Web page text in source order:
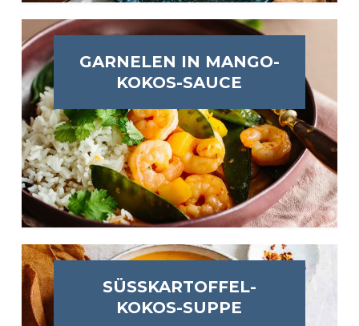
GARNELEN IN MANGO-
KOKOS-SAUCE
SÜSSKARTOFFEL-K
OKOS-SUPPE